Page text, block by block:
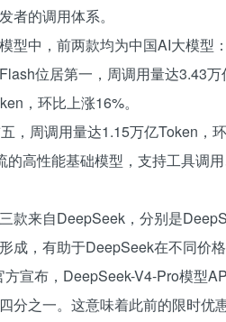
者的调用体系。
型中，前两款均为中国AI大模型：
位居第一，周调用量达3.43
，环比上涨16%。
，周调用量达1.15万亿Token，
高性能基础模型，支持工具调
款来自DeepSeek，分别是
成，有助于DeepSeek在不同价
宣布，DeepSeek-V4-Pro模型
分之一。这意味着此前的限时优